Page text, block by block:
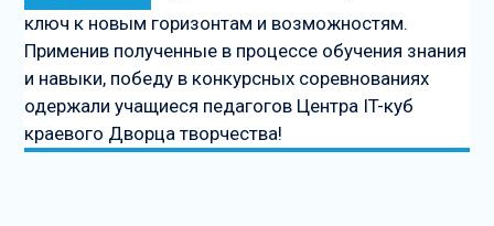
ключ к новым горизонтам и возможностям.
Применив полученные в процессе обучения знания
и навыки, победу в конкурсных соревнованиях
одержали учащиеся педагогов Центра IT-куб
краевого Дворца творчества!